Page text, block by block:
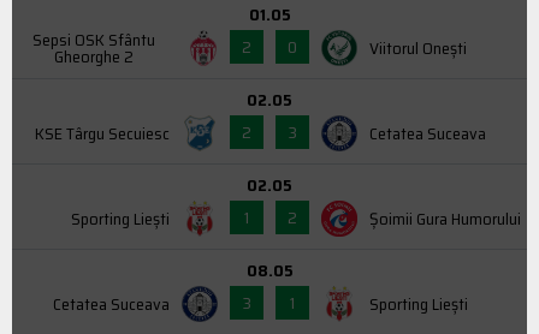
Sepsi OSK Sfântu
Gheorghe 2
01.05
2
0 Viitorul Onești
KSE Târgu Secuiesc
02.05
2
3 Cetatea Suceava
Sporting Liești
02.05
1
2 Şoimii Gura Humorului
Cetatea Suceava
08.05
3
1 Sporting Liești